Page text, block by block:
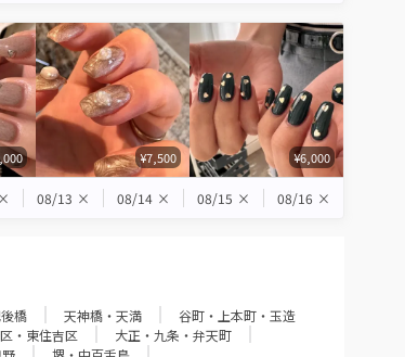
¥7,500 ¥6,000
× 08/13 × 08/14 × 08/15 × 08/16 ×
橋 天神橋・天満
谷町・上本町・玉造
・東住吉区
大正・九条・弁天町